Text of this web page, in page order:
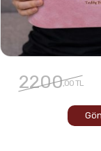
2200,00 TL